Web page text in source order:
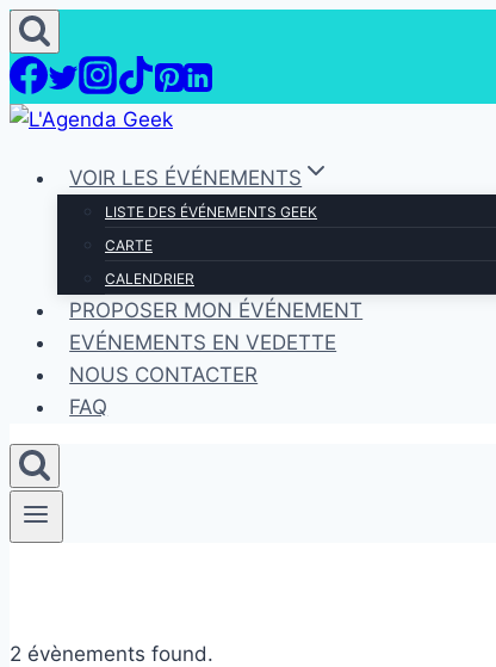
Aller
au
contenu
VOIR LES ÉVÉNEMENTS
LISTE DES ÉVÉNEMENTS GEEK
CARTE
CALENDRIER
PROPOSER MON ÉVÉNEMENT
EVÉNEMENTS EN VEDETTE
NOUS CONTACTER
FAQ
2 évènements found.